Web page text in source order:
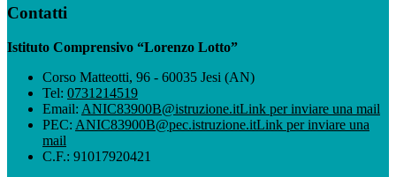
Contatti
Istituto Comprensivo “Lorenzo Lotto”
Corso Matteotti, 96 - 60035 Jesi (AN)
Tel: 0731214519
Email: ANIC83900B@istruzione.itLink per inviare una mail
PEC: ANIC83900B@pec.istruzione.itLink per inviare una
mail
C.F.: 91017920421